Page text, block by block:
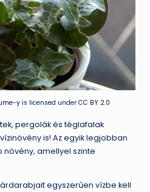
yis licensed under CC BY 2.0
pergolák és téglafalak
is! Az egyik legjobban
amellyel szinte
egyszerűen vízbe kell